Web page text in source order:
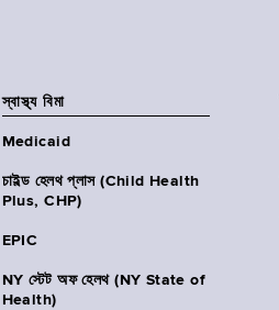
স্বাস্থ্য বিমা
Medicaid
চাইল্ড হেলথ প্লাস (Child Health
Plus, CHP)
EPIC
NY স্টেট অফ হেলথ (NY State of
Health)